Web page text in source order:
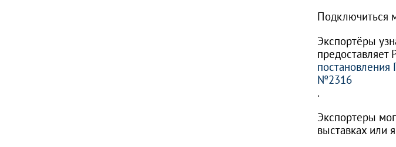
Подключиться
Экспортёры
предоставляет
постановления
№2316
.
Экспортеры
выставках или